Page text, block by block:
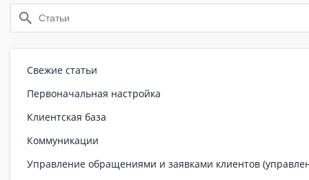
Свежие статьи
Первоначальная настройка
Клиентская база
Коммуникации
Управление обращениями и заявками клиентов